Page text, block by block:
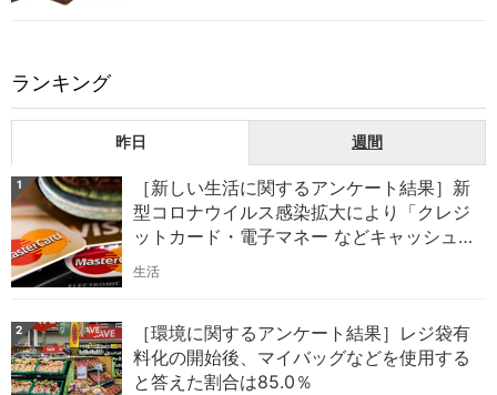
ランキング
昨日 週間
1
［新しい生活に関するアンケート結果］新
型コロナウイルス感染拡大により「クレジ
ットカード・電子マネー などキャッシュ
レス決済の利用」が増加したのは32.8%！
生活
2
［環境に関するアンケート結果］レジ袋有
料化の開始後、マイバッグなどを使用する
と答えた割合は85.0％